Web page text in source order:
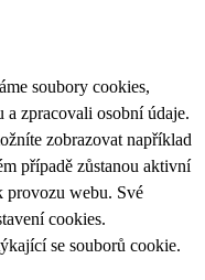
soubory cookies,
zpracovali osobní údaje.
zobrazovat například
případě zůstanou aktivní
provozu webu. Své
cookies.
se souborů cookie.